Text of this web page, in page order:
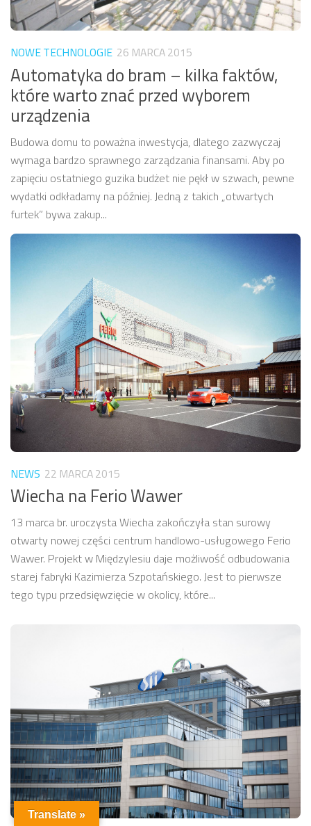
NOWE TECHNOLOGIE 26 MARCA 2015
Automatyka do bram – kilka faktów,
które warto znać przed wyborem
urządzenia
Budowa domu to poważna inwestycja, dlatego zazwyczaj
wymaga bardzo sprawnego zarządzania finansami. Aby po
zapięciu ostatniego guzika budżet nie pękł w szwach, pewne
wydatki odkładamy na później. Jedną z takich „otwartych
furtek” bywa zakup...
NEWS 22 MARCA 2015
Wiecha na Ferio Wawer
13 marca br. uroczysta Wiecha zakończyła stan surowy
otwarty nowej części centrum handlowo-usługowego Ferio
Wawer. Projekt w Międzylesiu daje możliwość odbudowania
starej fabryki Kazimierza Szpotańskiego. Jest to pierwsze
tego typu przedsięwzięcie w okolicy, które...
Translate »